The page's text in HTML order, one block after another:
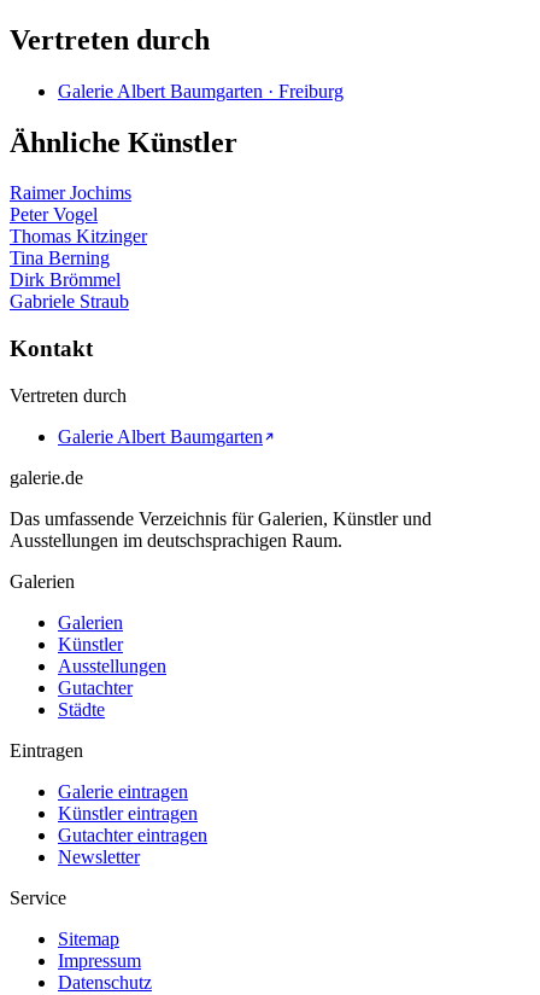
Vertreten durch
Galerie Albert Baumgarten · Freiburg
Ähnliche Künstler
Raimer Jochims
Peter Vogel
Thomas Kitzinger
Tina Berning
Dirk Brömmel
Gabriele Straub
Kontakt
Vertreten durch
Galerie Albert Baumgarten
galerie.de
Das umfassende Verzeichnis für Galerien, Künstler und
Ausstellungen im deutschsprachigen Raum.
Galerien
Galerien
Künstler
Ausstellungen
Gutachter
Städte
Eintragen
Galerie eintragen
Künstler eintragen
Gutachter eintragen
Newsletter
Service
Sitemap
Impressum
Datenschutz